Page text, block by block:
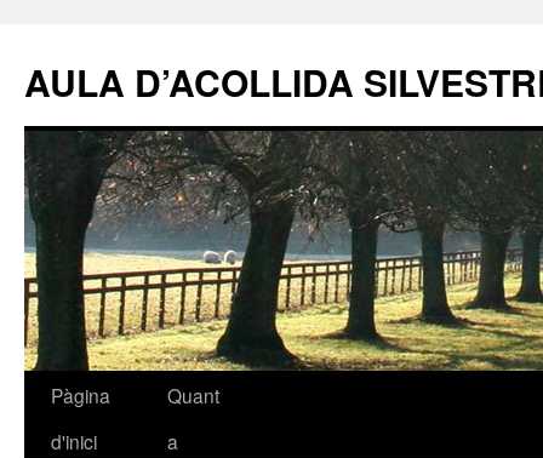
AULA D’ACOLLIDA
Vés
Pàgina
d'inici
Quant
a